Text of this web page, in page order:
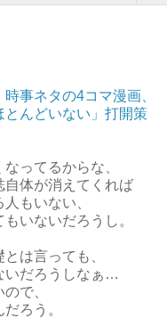
事ネタの4コマ漫画、
んどいない」打開策
ってるからな、
自体が消えてくれば
もいない、
いないだろうし。
は言っても、
いだろうしなぁ…
で、
ろう。